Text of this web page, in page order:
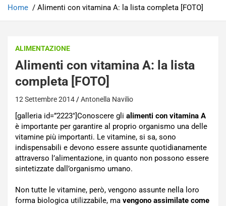
Home Alimenti con vitamina A: la lista completa [FOTO]
ALIMENTAZIONE
Alimenti con vitamina A: la lista
completa [FOTO]
12 Settembre 2014 Antonella Navilio
[galleria id=”2223″]Conoscere gli alimenti con vitamina A
è importante per garantire al proprio organismo una delle
vitamine più importanti. Le vitamine, si sa, sono
indispensabili e devono essere assunte quotidianamente
attraverso l’alimentazione, in quanto non possono essere
sintetizzate dall’organismo umano.
Non tutte le vitamine, però, vengono assunte nella loro
forma biologica utilizzabile, ma vengono assimilate come